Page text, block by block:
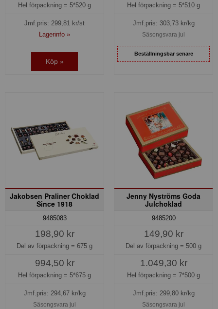
Hel förpackning = 5*520 g
Jmf.pris: 299,81 kr/st
Lagerinfo »
Köp »
Hel förpackning = 5*510 g
Jmf.pris: 303,73kr/kg
Säsongsvara jul
Beställningsbar senare
Jakobsen Praliner Choklad
Since 1918
9485083
198,90 kr
Del av förpackning = 675 g
994,50 kr
Hel förpackning = 5*675 g
Jmf.pris: 294,67kr/kg
Säsongsvara jul
Jenny Nyströms Goda
Julchoklad
9485200
149,90 kr
Del av förpackning = 500 g
1.049,30 kr
Hel förpackning = 7*500 g
Jmf.pris: 299,80kr/kg
Säsongsvara jul